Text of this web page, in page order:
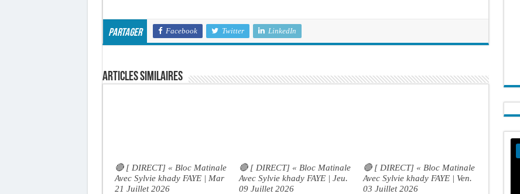
Partager Facebook Twitter LinkedIn
Articles similaires
🔴 [ DIRECT] « Bloc Matinale
Avec Sylvie khady FAYE | Mar
21 Juillet 2026
🔴 [ DIRECT] « Bloc Matinale
Avec Sylvie khady FAYE | Jeu.
09 Juillet 2026
🔴 [ DIRECT] « Bloc Matinale
Avec Sylvie khady FAYE | Ven.
03 Juillet 2026